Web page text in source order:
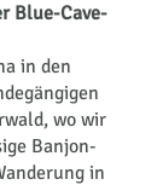
Blue-Cave-
in den
wo wir
Banjon-
in